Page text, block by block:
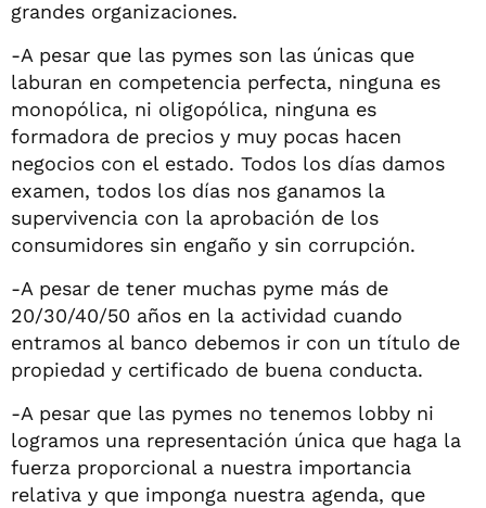
grandes organizaciones.
-A pesar que las pymes son las únicas que
laburan en competencia perfecta, ninguna es
monopólica, ni oligopólica, ninguna es
formadora de precios y muy pocas hacen
negocios con el estado. Todos los días damos
examen, todos los días nos ganamos la
supervivencia con la aprobación de los
consumidores sin engaño y sin corrupción.
-A pesar de tener muchas pyme más de
20/30/40/50 años en la actividad cuando
entramos al banco debemos ir con un título de
propiedad y certificado de buena conducta.
-A pesar que las pymes no tenemos lobby ni
logramos una representación única que haga la
fuerza proporcional a nuestra importancia
relativa y que imponga nuestra agenda, que